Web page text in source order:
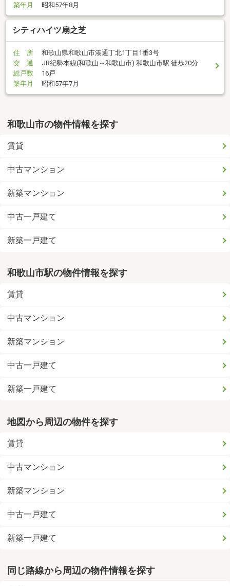
築年月
昭和57年8月
シティハイツ扇之芝
住 所
和歌山県和歌山市湊通丁北1丁目1番3号
交 通
JR紀勢本線(和歌山～和歌山市) 和歌山市駅 徒歩20分
総戸数
16戸
築年月
昭和57年7月
和歌山市の物件情報を探す
賃貸
中古マンション
新築マンション
中古一戸建て
新築一戸建て
和歌山市駅の物件情報を探す
賃貸
中古マンション
新築マンション
中古一戸建て
新築一戸建て
地図から周辺の物件を探す
賃貸
中古マンション
新築マンション
中古一戸建て
新築一戸建て
同じ路線から周辺の物件情報を探す